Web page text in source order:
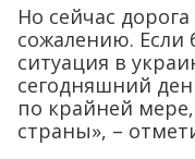
Но сейчас
сожалению. Если
ситуация в
сегодняшний
по крайней мере,
страны», –